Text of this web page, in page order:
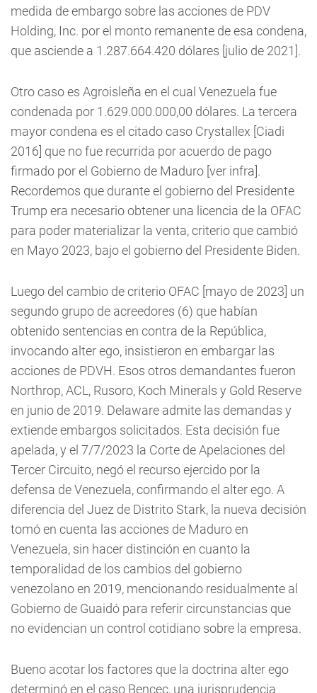
medida de embargo sobre las acciones de PDV
Holding, Inc. por el monto remanente de esa condena,
que asciende a 1.287.664.420 dólares [julio de 2021].
Otro caso es Agroisleña en el cual Venezuela fue
condenada por 1.629.000.000,00 dólares. La tercera
mayor condena es el citado caso Crystallex [Ciadi
2016] que no fue recurrida por acuerdo de pago
firmado por el Gobierno de Maduro [ver infra].
Recordemos que durante el gobierno del Presidente
Trump era necesario obtener una licencia de la OFAC
para poder materializar la venta, criterio que cambió
en Mayo 2023, bajo el gobierno del Presidente Biden.
Luego del cambio de criterio OFAC [mayo de 2023] un
segundo grupo de acreedores (6) que habían
obtenido sentencias en contra de la República,
invocando alter ego, insistieron en embargar las
acciones de PDVH. Esos otros demandantes fueron
Northrop, ACL, Rusoro, Koch Minerals y Gold Reserve
en junio de 2019. Delaware admite las demandas y
extiende embargos solicitados. Esta decisión fue
apelada, y el 7/7/2023 la Corte de Apelaciones del
Tercer Circuito, negó el recurso ejercido por la
defensa de Venezuela, confirmando el alter ego. A
diferencia del Juez de Distrito Stark, la nueva decisión
tomó en cuenta las acciones de Maduro en
Venezuela, sin hacer distinción en cuanto la
temporalidad de los cambios del gobierno
venezolano en 2019, mencionando residualmente al
Gobierno de Guaidó para referir circunstancias que
no evidencian un control cotidiano sobre la empresa.
Bueno acotar los factores que la doctrina alter ego
determinó en el caso Bencec, una jurisprudencia